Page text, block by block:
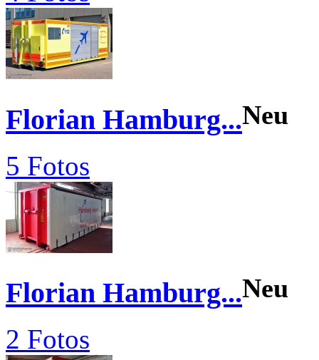
Florian Hamburg...Neu
5 Fotos
Florian Hamburg...Neu
2 Fotos